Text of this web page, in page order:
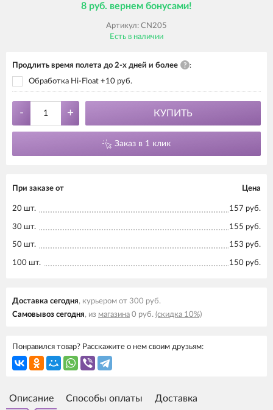
8 руб. вернем бонусами!
Артикул: CN205
Есть в наличии
Продлить время полета до 2-х дней и более ? :
Обработка Hi-Float +10 руб.
- + КУПИТЬ
Заказ в 1 клик
При заказе от Цена
20 шт. 157 руб.
30 шт. 155 руб.
50 шт. 153 руб.
100 шт. 150 руб.
Доставка cегодня, курьером от 300 руб.
Самовывоз cегодня, из магазина 0 руб. (скидка 10%)
Понравился товар? Расскажите о нем своим друзьям:
Описание Способы оплаты Доставка